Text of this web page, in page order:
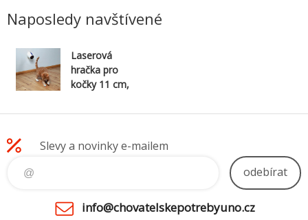
Naposledy navštívené
Laserová
hračka pro
kočky 11 cm,
Slevy a novinky e-mailem
odebírat
info@chovatelskepotrebyuno.cz